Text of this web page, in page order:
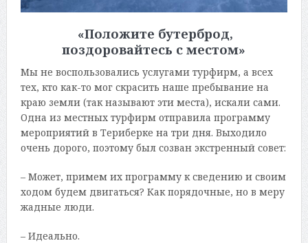
«Положите бутерброд,
поздоровайтесь с местом»
Мы не воспользовались услугами турфирм, а всех
тех, кто как-то мог скрасить наше пребывание на
краю земли (так называют эти места), искали сами.
Одна из местных турфирм отправила программу
мероприятий в Териберке на три дня. Выходило
очень дорого, поэтому был созван экстренный совет:
– Может, примем их программу к сведению и своим
ходом будем двигаться? Как порядочные, но в меру
жадные люди.
– Идеально.